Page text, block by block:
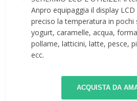
Anpro equipaggia il display
preciso la temperatura in
yogurt, caramelle, acqua,
pollame, latticini, latte, pesce,
ecc.
ACQUISTA DA